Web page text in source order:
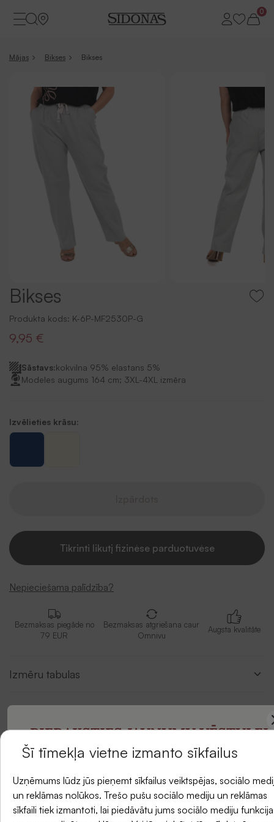
0
Mājas Bikses Bikses
Bikses
Produkta kods: K-6P-MF2530P-G
9,95 €
Sāstavs:kokvilna 95% elastans 5%
Modeles augums 164 cm; 3XL-4XL izmēra
Izvēlieties krāsu:
Tikrinti likutį fizinėse parduotuvėse
Nepieciešama palīdzība?
Bezmaksas piegāde no
79 EUR
Bezmaksas atgriešana caur
Omnivu
Augsta kvalitāte
Izmēru tabulas
Apraksts
PIERAKSTIES JAUNUMU VĒSTULEI
pasūtījumam.
Šī tīmekļa vietne izmanto sīkfailus
Uzņēmums lūdz jūs pieņemt sīkfailus veiktspējas, sociālo
un reklāmas nolūkos. Trešo pušu sociālo mediju un reklāmas
sīkfaili tiek izmantoti, lai piedāvātu jums sociālo mediju